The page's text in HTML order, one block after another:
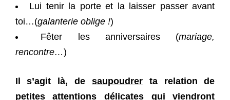
Lui tenir la porte et la laisser passer avant
toi…(galanterie oblige !)
Fêter les anniversaires (mariage,
rencontre…)
Il s’agit là, de saupoudrerta relation de
petites attentions délicates qui viendront